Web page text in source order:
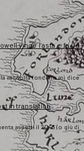
vince l’asta e fa un
raccolta fondi ma mi dice
in translation
aspetti il 2043 (o giù di